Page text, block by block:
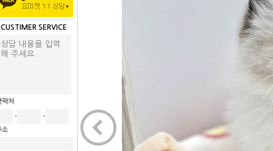
CUSTIMER SERVICE
락처
-
-
소